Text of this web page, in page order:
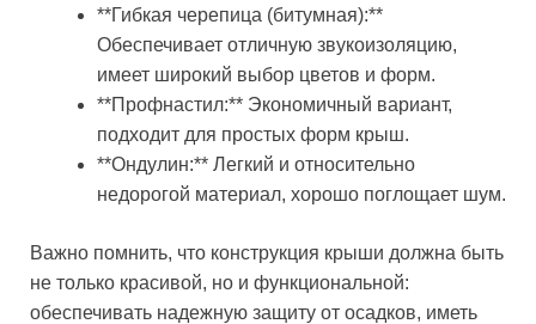
**Гибкая черепица (битумная):**
Обеспечивает отличную звукоизоляцию,
имеет широкий выбор цветов и форм.
**Профнастил:** Экономичный вариант,
подходит для простых форм крыш.
**Ондулин:** Легкий и относительно
недорогой материал, хорошо поглощает шум.
Важно помнить, что конструкция крыши должна быть
не только красивой, но и функциональной:
обеспечивать надежную защиту от осадков, иметь